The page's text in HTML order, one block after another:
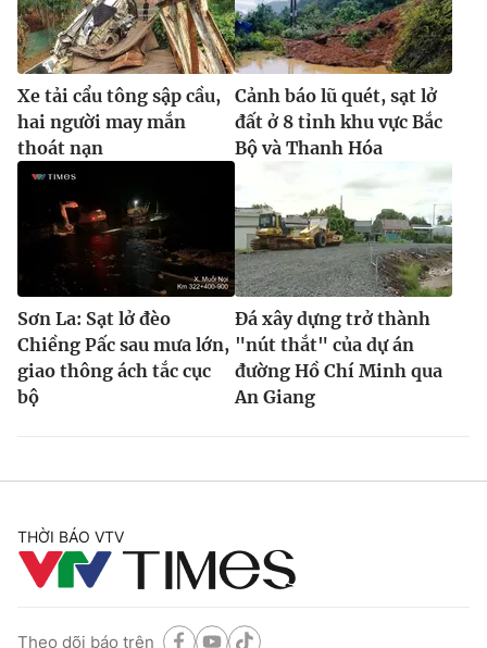
Xe tải cẩu tông sập cầu,
hai người may mắn
thoát nạn
Cảnh báo lũ quét, sạt lở
đất ở 8 tỉnh khu vực Bắc
Bộ và Thanh Hóa
Sơn La: Sạt lở đèo
Chiềng Pấc sau mưa lớn,
giao thông ách tắc cục
bộ
Đá xây dựng trở thành
"nút thắt" của dự án
đường Hồ Chí Minh qua
An Giang
THỜI BÁO VTV
Theo dõi báo trên